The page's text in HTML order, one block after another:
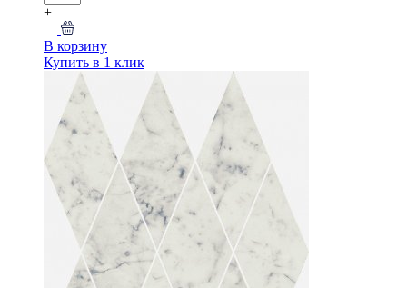
+
В корзину
Купить в 1 клик